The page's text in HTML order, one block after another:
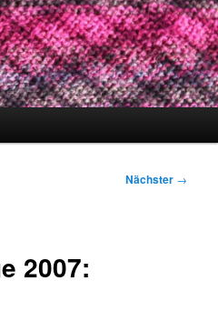
Nächster →
2007: